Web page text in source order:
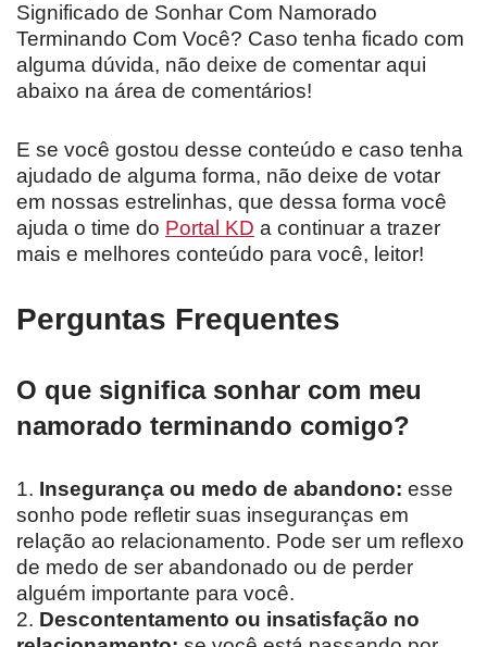
Significado de Sonhar Com Namorado
Terminando Com Você? Caso tenha ficado com
alguma dúvida, não deixe de comentar aqui
abaixo na área de comentários!
E se você gostou desse conteúdo e caso tenha
ajudado de alguma forma, não deixe de votar
em nossas estrelinhas, que dessa forma você
ajuda o time do Portal KD a continuar a trazer
mais e melhores conteúdo para você, leitor!
Perguntas Frequentes
O que significa sonhar com meu
namorado terminando comigo?
1. Insegurança ou medo de abandono: esse
sonho pode refletir suas inseguranças em
relação ao relacionamento. Pode ser um reflexo
de medo de ser abandonado ou de perder
alguém importante para você.
2. Descontentamento ou insatisfação no